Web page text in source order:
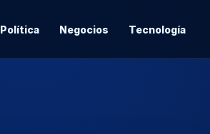
Política Negocios Tecnología